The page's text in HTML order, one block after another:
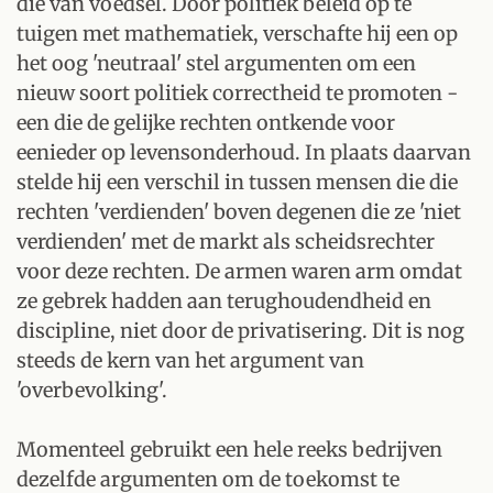
tuigen met mathematiek, verschafte hij een op
het oog 'neutraal' stel argumenten om een
nieuw soort politiek correctheid te promoten -
een die de gelijke rechten ontkende voor
eenieder op levensonderhoud. In plaats daarvan
stelde hij een verschil in tussen mensen die die
rechten 'verdienden' boven degenen die ze 'niet
verdienden' met de markt als scheidsrechter
voor deze rechten. De armen waren arm omdat
ze gebrek hadden aan terughoudendheid en
discipline, niet door de privatisering. Dit is nog
steeds de kern van het argument van
'overbevolking'.
Momenteel gebruikt een hele reeks bedrijven
dezelfde argumenten om de toekomst te